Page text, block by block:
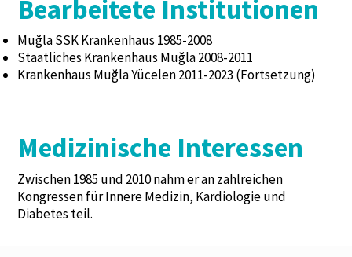
Bearbeitete Institutionen
Muğla SSK Krankenhaus 1985-2008
Staatliches Krankenhaus Muğla 2008-2011
Krankenhaus Muğla Yücelen 2011-2023 (Fortsetzung)
Medizinische Interessen
Zwischen 1985 und 2010 nahm er an zahlreichen
Kongressen für Innere Medizin, Kardiologie und
Diabetes teil.